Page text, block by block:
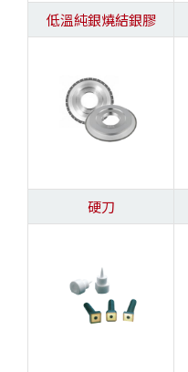
低溫純銀燒結銀膠
硬刀